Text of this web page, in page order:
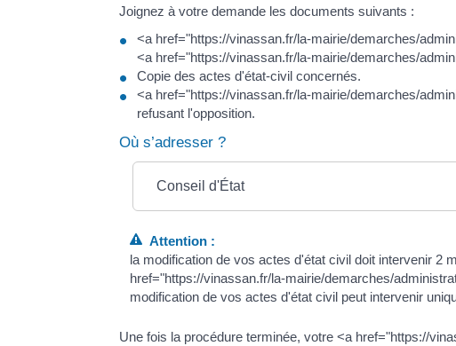
Joignez à votre demande les documents suivants :
<a href="https://vinassan.fr/la-mairie/demarches/
<a href="https://vinassan.fr/la-mairie/demarches/
Copie des actes d'état-civil concernés.
<a href="https://vinassan.fr/la-mairie/demarches/
refusant l'opposition.
Où s’adresser ?
Conseil d'État
Attention :
la modification de vos actes d'état civil doit intervenir 2
href="https://vinassan.fr/la-mairie/demarches/
modification de vos actes d'état civil peut intervenir
Une fois la procédure terminée, votre <a href="https://